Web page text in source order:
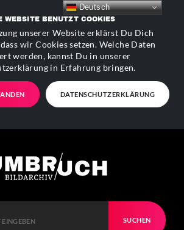
WEBSITE BENUTZT COOKIES
unserer Website erklärst Du Dich
wir Cookies setzen. Welche Daten
werden, kannst Du in unserer
in Erfahrung bringen.
DATENSCHUTZERKLÄRUNG
SUCHEN
Deutsch